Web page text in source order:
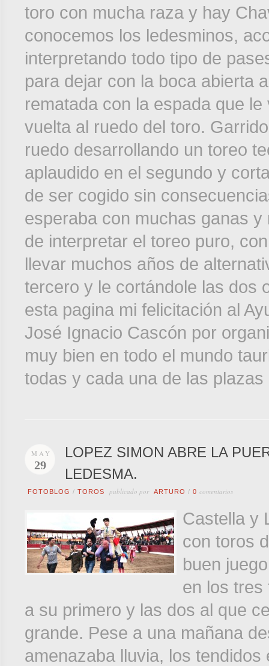
toro con mucha raza y hay
conocemos los ledesminos,
interpretando todo tipo de
para dejar con la boca abierta
rematada con la espada que
vuelta al ruedo del toro.
ruedo desarrollando un toreo
aplaudido en el segundo y
de ser cogido sin
esperaba con muchas ganas
de interpretar el toreo puro,
llevar muchos años de
tercero y le cortándole las dos
esta pagina mi felicitación al
José Ignacio Cascón por
muy bien en todo el mundo
todas y cada una de las
MAY
29
LOPEZ SIMON ABRE LA
LEDESMA.
FOTOBLOG / TOROS publicado por ARTURO / 0 comentarios
Castella y
con toros
buen
en los tres
a su primero y las dos al que
grande. Pese a una mañana
amenazaba lluvia, los